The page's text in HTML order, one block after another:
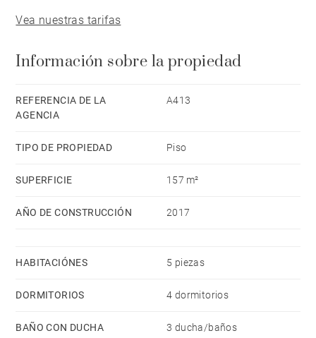
box in the basement for 2 cars and 1 cellar.
Vea nuestras tarifas
Información sobre la propiedad
REFERENCIA DE LA
AGENCIA
A413
TIPO DE PROPIEDAD Piso
SUPERFICIE 157 m²
AÑO DE CONSTRUCCIÓN 2017
HABITACIÓNES 5 piezas
DORMITORIOS 4 dormitorios
BAÑO CON DUCHA 3 ducha/baños